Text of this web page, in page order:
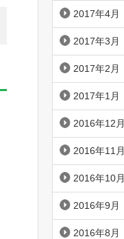
2017年4月
2017年3月
2017年2月
2017年1月
2016年12月
2016年11月
2016年10月
2016年9月
2016年8月